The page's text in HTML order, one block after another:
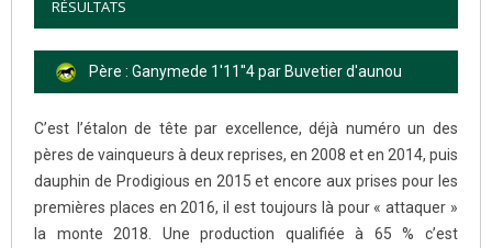
RÉSULTATS
Père : Ganymede 1'11''4 par Buvetier d'aunou
C’est l’étalon de tête par excellence, déjà numéro un des
pères de vainqueurs à deux reprises, en 2008 et en 2014, puis
dauphin de Prodigious en 2015 et encore aux prises pour les
premières places en 2016, il est toujours là pour « attaquer »
la monte 2018. Une production qualifiée à 65 % c’est